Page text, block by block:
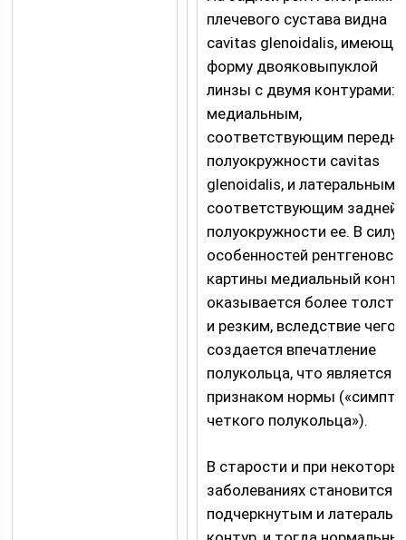
плечевого сустава видна
cavitas glenoidalis,
форму двояковыпуклой
линзы с двумя контурами:
медиальным,
соответствующим
полуокружности cavitas
glenoidalis, и латеральным,
соответствующим задней
полуокружности ее. В силу
особенностей
картины медиальный
оказывается более
и резким, вследствие чего
создается впечатление
полукольца, что является
признаком нормы
четкого полукольца»).
В старости и при
заболеваниях становится
подчеркнутым и